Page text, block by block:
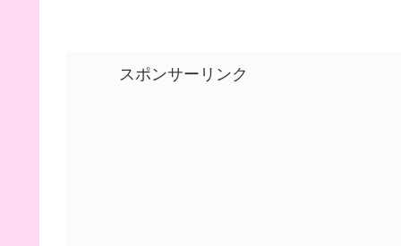
スポンサーリンク